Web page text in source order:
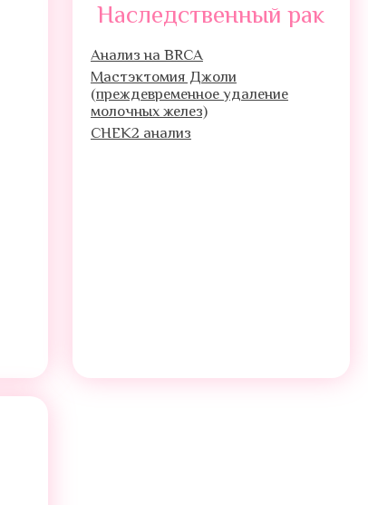
Наследственный рак
Анализ на BRCA
Мастэктомия Джоли
(преждевременное удаление
молочных желез)
CHEK2 анализ